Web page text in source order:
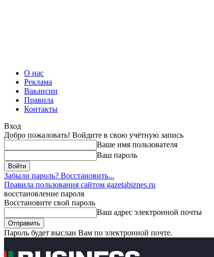
О нас
Реклама
Вакансии
Правила
Контакты
Вход
Добро пожаловать! Войдите в свою учётную запись
Ваше имя пользователя
Ваш пароль
Забыли пароль? Восстановить...
Правила пользования сайтом gazetabiznes.ru
восстановление пароля
Восстановите свой пароль
Ваш адрес электронной почты
Пароль будет выслан Вам по электронной почте.